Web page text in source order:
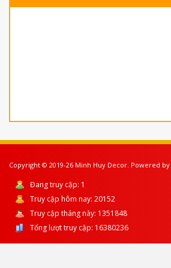
Copyright © 2019-26 Minh Huy Decor. Powered by
Đang truy cập: 1
Truy cập hôm nay: 20152
Truy cập tháng này: 1351848
Tổng lượt truy cập: 16380236